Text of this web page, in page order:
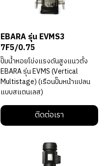
EBARA รุ่น EVMS3
7F5/0.75
ปั๊มนํ้าหอยโข่งแรงดันสูงแนวตั้ง
EBARA รุ่น EVMS (Vertical
Multistage) (เรือนปั๊มหน้าแปลน
แบบสแตนเลส)
ติดต่อเรา